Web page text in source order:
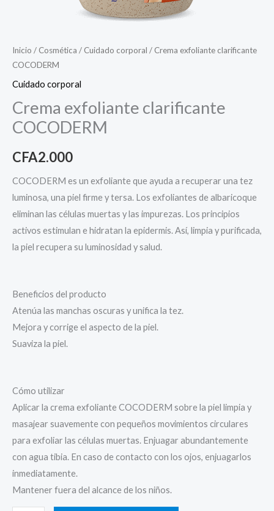
Inicio / Cosmética / Cuidado corporal / Crema exfoliante clarificante
COCODERM
Cuidado corporal
Crema exfoliante clarificante
COCODERM
CFA2.000
COCODERM es un exfoliante que ayuda a recuperar una tez
luminosa, una piel firme y tersa. Los exfoliantes de albaricoque
eliminan las células muertas y las impurezas. Los principios
activos estimulan e hidratan la epidermis. Así, limpia y purificada,
la piel recupera su luminosidad y salud.
Beneficios del producto
Atenúa las manchas oscuras y unifica la tez.
Mejora y corrige el aspecto de la piel.
Suaviza la piel.
Cómo utilizar
Aplicar la crema exfoliante COCODERM sobre la piel limpia y
masajear suavemente con pequeños movimientos circulares
para exfoliar las células muertas. Enjuagar abundantemente
con agua tibia. En caso de contacto con los ojos, enjuagarlos
inmediatamente.
Mantener fuera del alcance de los niños.